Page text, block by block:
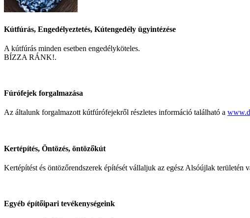
Kútfúrás, Engedélyeztetés, Kútengedély ügyintézése
A kútfúrás minden esetben engedélyköteles.
BÍZZA RÁNK!.
Fúrófejek forgalmazása
Az általunk forgalmazott kútfúrófejekről részletes információ található a
Kertépítés, Öntözés, öntözőkút
Kertépítést és öntözőrendszerek építését vállaljuk az egész Alsóújlak területén
Egyéb építőipari tevékenységeink